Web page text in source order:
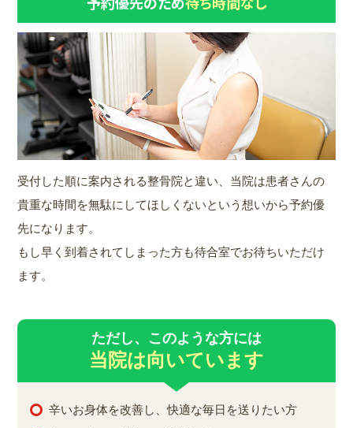
受付した順に案内される整骨院と違い、当院は患者さんの
貴重な時間を無駄にしてほしくないという想いから予約優
先になります。
もし早く到着されてしまった方も待合室でお待ちいただけ
ます。
ただし、このような方には
当院は向いています
辛いお身体を改善し、快適な毎日を送りたい方